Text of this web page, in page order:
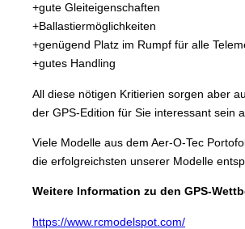
+gute Gleiteigenschaften
+Ballastiermöglichkeiten
+genügend Platz im Rumpf für alle
+gutes Handling
All diese nötigen Kritierien sorgen aber
der GPS-Edition für Sie interessant sein
Viele Modelle aus dem Aer-O-Tec
die erfolgreichsten unserer Modelle
Weitere Information zu den GPS-
https://www.rcmodelspot.com/